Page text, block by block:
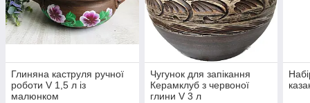
Глиняна каструля ручної
роботи V 1,5 л із
малюнком
Чугунок для запікання
Керамклуб з червоної
глини V 3 л